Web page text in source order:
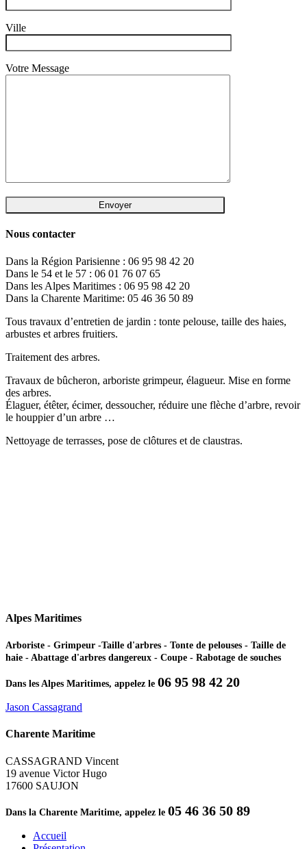
Ville
Votre Message
Nous contacter
Dans la Région Parisienne : 06 95 98 42 20
Dans le 54 et le 57 : 06 01 76 07 65
Dans les Alpes Maritimes : 06 95 98 42 20
Dans la Charente Maritime: 05 46 36 50 89
Tous travaux d’entretien de jardin : tonte pelouse, taille des haies,
arbustes et arbres fruitiers.
Traitement des arbres.
Travaux de bûcheron, arboriste grimpeur, élagueur. Mise en forme
des arbres.
Élaguer, étêter, écimer, dessoucher, réduire une flèche d’arbre, revoir
le houppier d’un arbre …
Nettoyage de terrasses, pose de clôtures et de claustras.
Alpes Maritimes
Arboriste - Grimpeur -Taille d'arbres - Tonte de pelouses - Taille de
haie - Abattage d'arbres dangereux - Coupe - Rabotage de souches
Dans les Alpes Maritimes, appelez le 06 95 98 42 20
Jason Cassagrand
Charente Maritime
CASSAGRAND Vincent
19 avenue Victor Hugo
17600 SAUJON
Dans la Charente Maritime, appelez le 05 46 36 50 89
Accueil